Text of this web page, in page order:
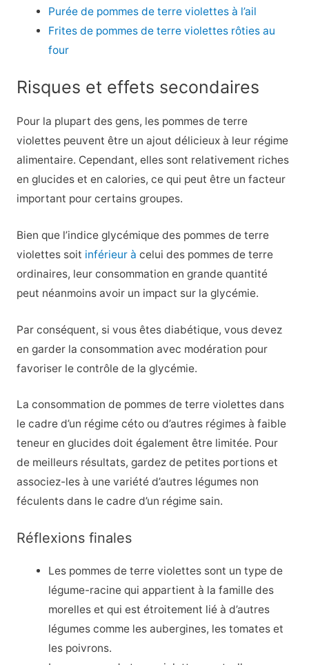
Purée de pommes de terre violettes à l’ail
Frites de pommes de terre violettes rôties au
four
Risques et effets secondaires
Pour la plupart des gens, les pommes de terre
violettes peuvent être un ajout délicieux à leur régime
alimentaire. Cependant, elles sont relativement riches
en glucides et en calories, ce qui peut être un facteur
important pour certains groupes.
Bien que l’indice glycémique des pommes de terre
violettes soit inférieur à celui des pommes de terre
ordinaires, leur consommation en grande quantité
peut néanmoins avoir un impact sur la glycémie.
Par conséquent, si vous êtes diabétique, vous devez
en garder la consommation avec modération pour
favoriser le contrôle de la glycémie.
La consommation de pommes de terre violettes dans
le cadre d’un régime céto ou d’autres régimes à faible
teneur en glucides doit également être limitée. Pour
de meilleurs résultats, gardez de petites portions et
associez-les à une variété d’autres légumes non
féculents dans le cadre d’un régime sain.
Réflexions finales
Les pommes de terre violettes sont un type de
légume-racine qui appartient à la famille des
morelles et qui est étroitement lié à d’autres
légumes comme les aubergines, les tomates et
les poivrons.